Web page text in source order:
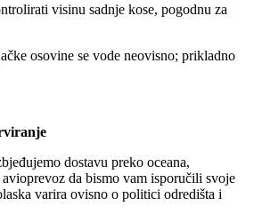
visinu sadnje kose, pogodnu za
osovine se vode neovisno; prikladno
dostavu preko oceana,
da bismo vam isporučili svoje
varira ovisno o politici odredišta i